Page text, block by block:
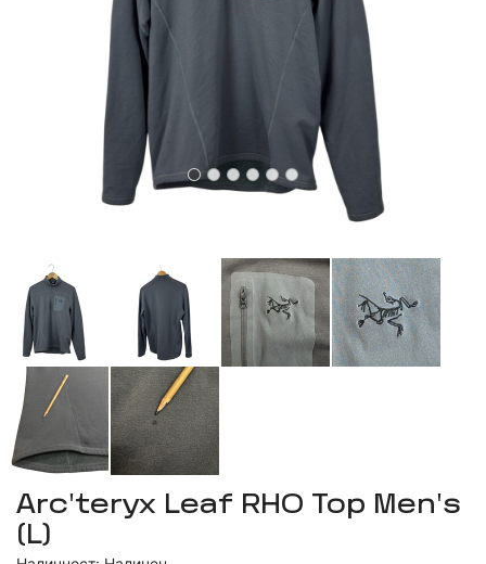
Arc'teryx Leaf RHO Top Men's
(L)